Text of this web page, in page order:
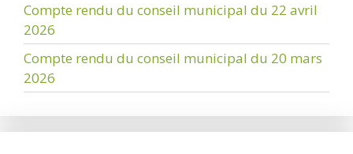
Compte rendu du conseil municipal du 22 avril
2026
Compte rendu du conseil municipal du 20 mars
2026